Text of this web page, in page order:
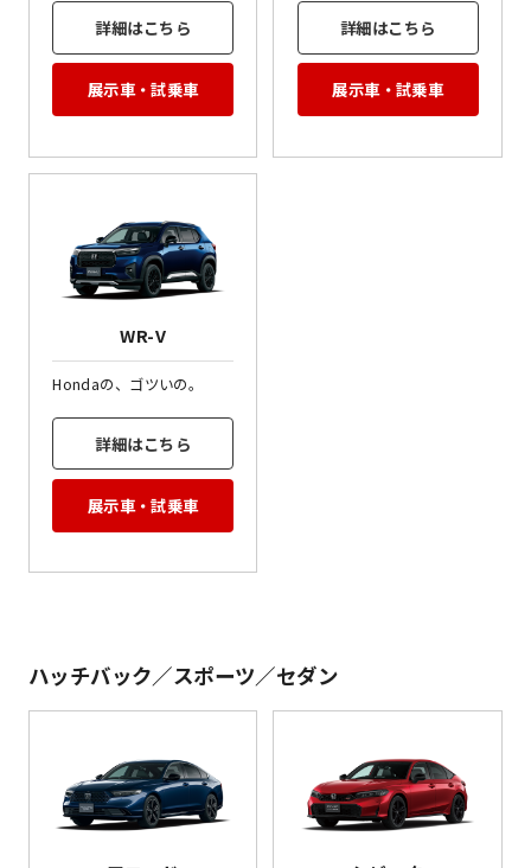
詳細はこちら
展示車・試乗車
詳細はこちら
展示車・試乗車
WR-V
Hondaの、ゴツいの。
詳細はこちら
展示車・試乗車
ハッチバック／スポーツ／セダン